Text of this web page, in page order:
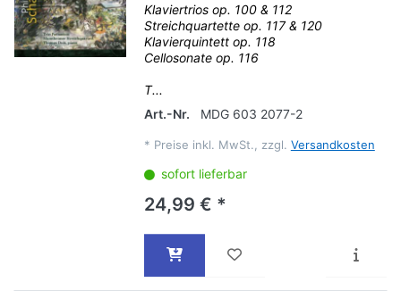
Klaviertrios op. 100 & 112
Streichquartette op. 117 & 120
Klavierquintett op. 118
Cellosonate op. 116
T...
Art.-Nr.
MDG 603 2077-2
* Preise inkl. MwSt., zzgl. Versandkosten
sofort lieferbar
24,99 € *